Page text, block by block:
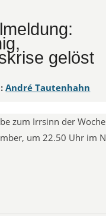
gelöst
André Tautenhahn
zum Irrsinn der
um 22.50 Uhr im